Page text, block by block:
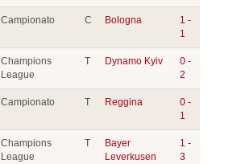
Campionato C Bologna
1 -
1
Champions
League
T Dynamo Kyiv
0 -
2
Campionato T Reggina
0 -
1
Champions
League
T
Bayer
Leverkusen
1 -
3